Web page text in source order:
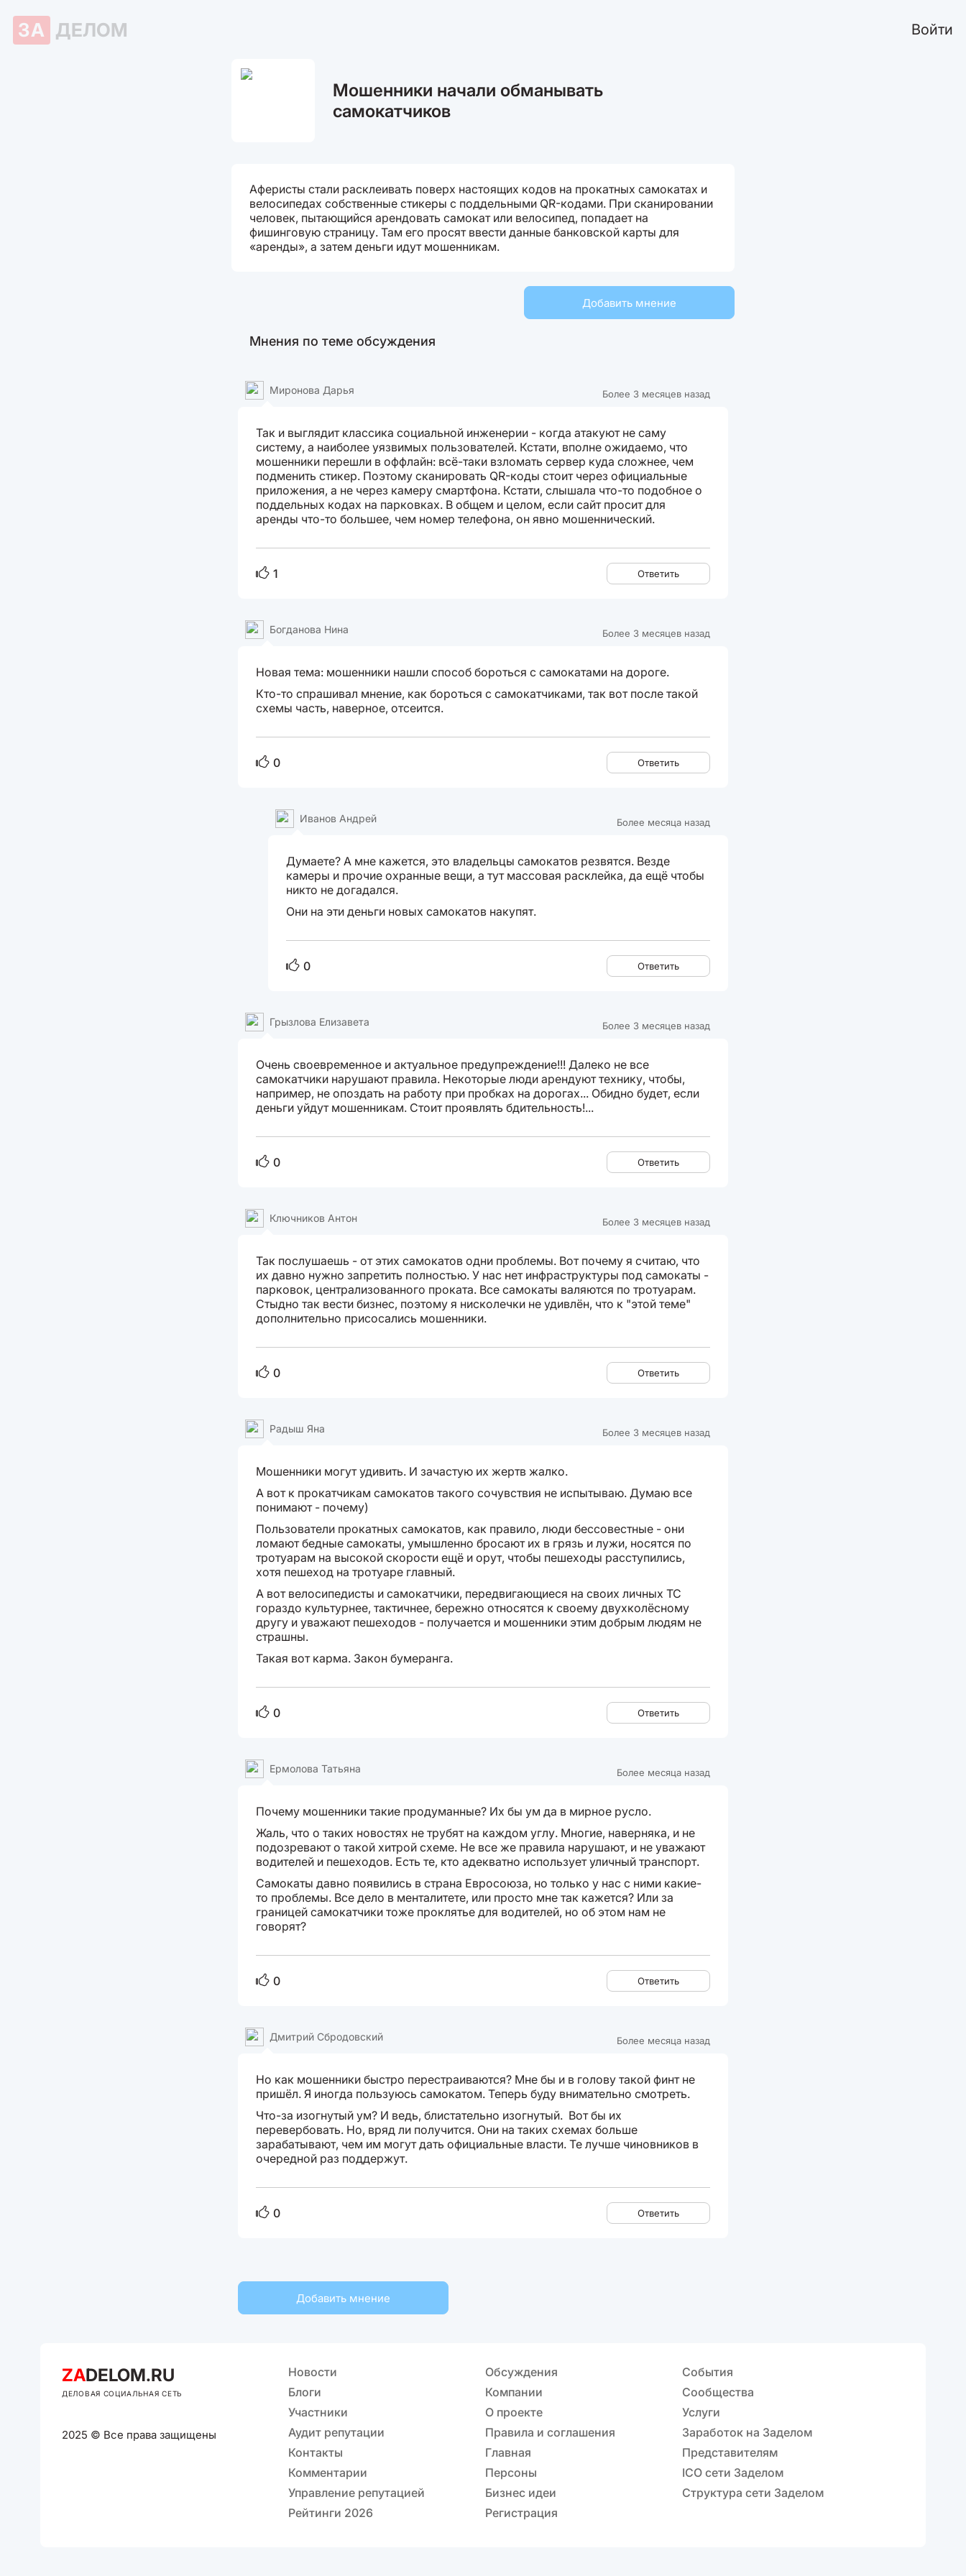
ЗА ДЕЛОМ Войти
Мошенники начали обманывать
самокатчиков
Аферисты стали расклеивать поверх настоящих кодов на прокатных самокатах и
велосипедах собственные стикеры с поддельными QR-кодами. При сканировании
человек, пытающийся арендовать самокат или велосипед, попадает на
фишинговую страницу. Там его просят ввести данные банковской карты для
«аренды», а затем деньги идут мошенникам.
Добавить мнение
Мнения по теме обсуждения
Более 3 месяцев назад
Миронова Дарья
Так и выглядит классика социальной инженерии - когда атакуют не саму
систему, а наиболее уязвимых пользователей. Кстати, вполне ожидаемо, что
мошенники перешли в оффлайн: всё-таки взломать сервер куда сложнее, чем
подменить стикер. Поэтому сканировать QR-коды стоит через официальные
приложения, а не через камеру смартфона. Кстати, слышала что-то подобное о
поддельных кодах на парковках. В общем и целом, если сайт просит для
аренды что-то большее, чем номер телефона, он явно мошеннический.
1 Ответить
Более 3 месяцев назад
Богданова Нина
Новая тема: мошенники нашли способ бороться с самокатами на дороге.
Кто-то спрашивал мнение, как бороться с самокатчиками, так вот после такой
схемы часть, наверное, отсеится.
0 Ответить
Более месяца назад
Иванов Андрей
Думаете? А мне кажется, это владельцы самокатов резвятся. Везде
камеры и прочие охранные вещи, а тут массовая расклейка, да ещё чтобы
никто не догадался.
Они на эти деньги новых самокатов накупят.
0 Ответить
Более 3 месяцев назад
Грызлова Елизавета
Очень своевременное и актуальное предупреждение!!! Далеко не все
самокатчики нарушают правила. Некоторые люди арендуют технику, чтобы,
например, не опоздать на работу при пробках на дорогах... Обидно будет, если
деньги уйдут мошенникам. Стоит проявлять бдительность!...
0 Ответить
Более 3 месяцев назад
Ключников Антон
Так послушаешь - от этих самокатов одни проблемы. Вот почему я считаю, что
их давно нужно запретить полностью. У нас нет инфраструктуры под самокаты -
парковок, централизованного проката. Все самокаты валяются по тротуарам.
Стыдно так вести бизнес, поэтому я нисколечки не удивлён, что к "этой теме"
дополнительно присосались мошенники.
0 Ответить
Более 3 месяцев назад
Радыш Яна
Мошенники могут удивить. И зачастую их жертв жалко.
А вот к прокатчикам самокатов такого сочувствия не испытываю. Думаю все
понимают - почему)
Пользователи прокатных самокатов, как правило, люди бессовестные - они
ломают бедные самокаты, умышленно бросают их в грязь и лужи, носятся по
тротуарам на высокой скорости ещё и орут, чтобы пешеходы расступились,
хотя пешеход на тротуаре главный.
А вот велосипедисты и самокатчики, передвигающиеся на своих личных ТС
гораздо культурнее, тактичнее, бережно относятся к своему двухколёсному
другу и уважают пешеходов - получается и мошенники этим добрым людям не
страшны.
Такая вот карма. Закон бумеранга.
0 Ответить
Более месяца назад
Ермолова Татьяна
Почему мошенники такие продуманные? Их бы ум да в мирное русло.
Жаль, что о таких новостях не трубят на каждом углу. Многие, наверняка, и не
подозревают о такой хитрой схеме. Не все же правила нарушают, и не уважают
водителей и пешеходов. Есть те, кто адекватно использует уличный транспорт.
Самокаты давно появились в страна Евросоюза, но только у нас с ними какие-
то проблемы. Все дело в менталитете, или просто мне так кажется? Или за
границей самокатчики тоже проклятье для водителей, но об этом нам не
говорят?
0 Ответить
Более месяца назад
Дмитрий Сбродовский
Но как мошенники быстро перестраиваются? Мне бы и в голову такой финт не
пришёл. Я иногда пользуюсь самокатом. Теперь буду внимательно смотреть.
Что-за изогнутый ум? И ведь, блистательно изогнутый. Вот бы их
перевербовать. Но, вряд ли получится. Они на таких схемах больше
зарабатывают, чем им могут дать официальные власти. Те лучше чиновников в
очередной раз поддержут.
0 Ответить
Добавить мнение
ZADELOM.RU
ДЕЛОВАЯ СОЦИАЛЬНАЯ СЕТЬ
2025 © Все права защищены
Новости Обсуждения
События
Блоги
Компании
Сообщества
Участники
О проекте
Услуги
Аудит репутации
Правила и соглашения
Заработок на Заделом
Контакты
Главная
Представителям
Комментарии
Персоны
ICO сети Заделом
Управление репутацией
Бизнес идеи
Структура сети Заделом
Рейтинги 2026
Регистрация